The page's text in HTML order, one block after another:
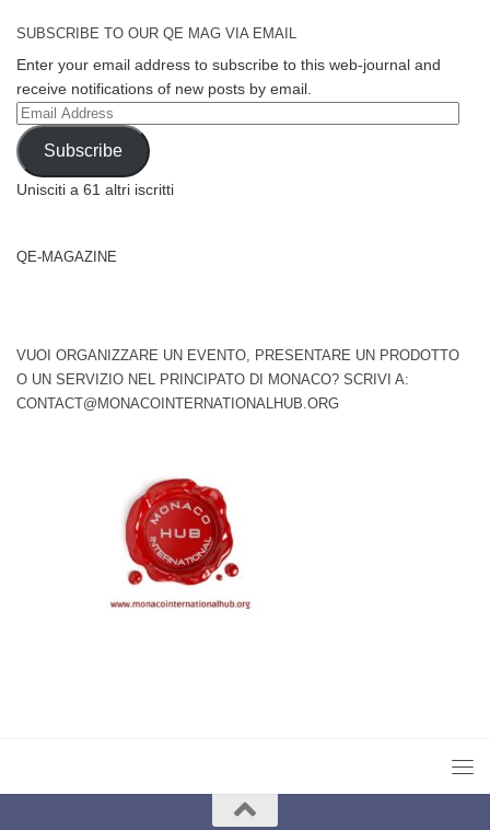
SUBSCRIBE TO OUR QE MAG VIA EMAIL
Enter your email address to subscribe to this web-journal and
receive notifications of new posts by email.
Email
Address
Subscribe
Unisciti a 61 altri iscritti
QE-MAGAZINE
VUOI ORGANIZZARE UN EVENTO, PRESENTARE UN PRODOTTO
O UN SERVIZIO NEL PRINCIPATO DI MONACO? SCRIVI A:
CONTACT@MONACOINTERNATIONALHUB.ORG